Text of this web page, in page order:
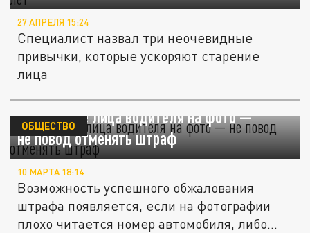
27 АПРЕЛЯ 15:24
Специалист назвал три неочевидные
привычки, которые ускоряют старение
лица
Отсутствие лица водителя на фото —
не повод отменять штраф
ОБЩЕСТВО
10 МАРТА 18:14
Возможность успешного обжалования
штрафа появляется, если на фотографии
плохо читается номер автомобиля, либо...